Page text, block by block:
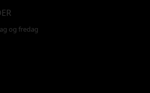
og fredag